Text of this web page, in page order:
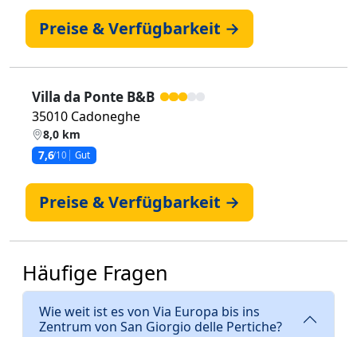
Preise & Verfügbarkeit →
Villa da Ponte B&B
35010 Cadoneghe
8,0 km
7,6/10 Gut
Preise & Verfügbarkeit →
Häufige Fragen
Wie weit ist es von Via Europa bis ins
Zentrum von San Giorgio delle Pertiche?